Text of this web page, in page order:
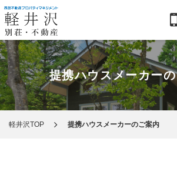
提携ハウスメーカー
軽井沢TOP 提携ハウスメーカーのご案内